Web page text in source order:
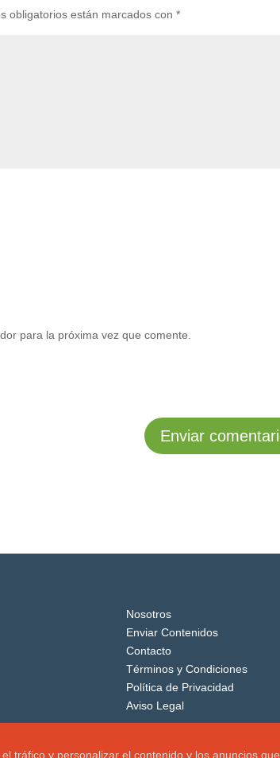
obligatorios están marcados con*
para la próxima vez que comente.
Nosotros
Enviar Contenidos
Contacto
Términos y Condiciones
Política de Privacidad
Aviso Legal
tráfico y personalizar el contenido y los anuncios